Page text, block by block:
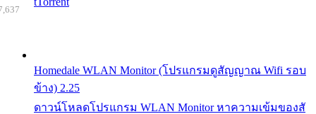
Homedale WLAN Monitor (โปรแกรมดูสัญญาณ Wifi รอบ
ข้าง) 2.25
ดาวน์โหลดโปรแกรม WLAN Monitor หาความเข้มของสั